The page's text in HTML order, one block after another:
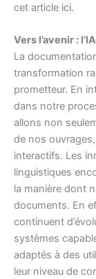
cet article ici.
Vers l’avenir :
La
transformation
prometteur. En
dans notre
allons non
de nos
interactifs. Les
linguistiques
la manière dont
documents. En
continuent
systèmes
adaptés à des
leur niveau de